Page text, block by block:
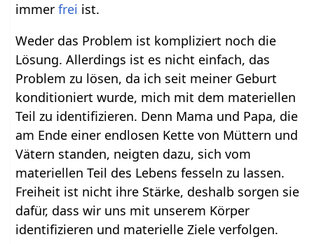
immerfrei ist.
Weder das Problem ist kompliziert noch die
Lösung. Allerdings ist es nicht einfach, das
Problem zu lösen, da ich seit meiner Geburt
konditioniert wurde, mich mit dem materiellen
Teil zu identifizieren. Denn Mama und Papa, die
am Ende einer endlosen Kette von Müttern und
Vätern standen, neigten dazu, sich vom
materiellen Teil des Lebens fesseln zu lassen.
Freiheit ist nicht ihre Stärke, deshalb sorgen sie
dafür, dass wir uns mit unserem Körper
identifizieren und materielle Ziele verfolgen.